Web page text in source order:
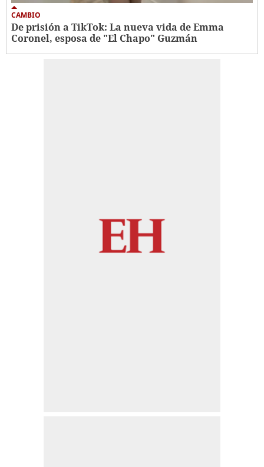
CAMBIO
De prisión a TikTok: La nueva vida de Emma
Coronel, esposa de "El Chapo" Guzmán